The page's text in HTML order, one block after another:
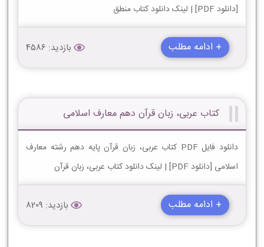
[دانلود PDF] | لینک دانلود کتاب منطق
+ ادامه مطلب بازدید: 4586
کتاب عربی، زبان قرآن دهم معارف اسلامی
دانلود فایل PDF کتاب عربی، زبان قرآن پایه دهم رشته معارف
اسلامی [دانلود PDF] | لینک دانلود کتاب عربی، زبان قرآن
+ ادامه مطلب بازدید: 8209